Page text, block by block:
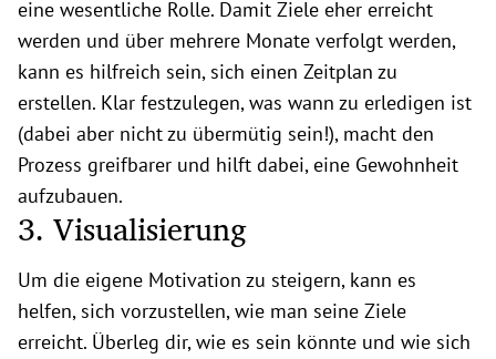
eine wesentliche Rolle. Damit Ziele eher erreicht
werden und über mehrere Monate verfolgt werden,
kann es hilfreich sein, sich einen Zeitplan zu
erstellen. Klar festzulegen, was wann zu erledigen ist
(dabei aber nicht zu übermütig sein!), macht den
Prozess greifbarer und hilft dabei, eine Gewohnheit
aufzubauen.
3. Visualisierung
Um die eigene Motivation zu steigern, kann es
helfen, sich vorzustellen, wie man seine Ziele
erreicht. Überleg dir, wie es sein könnte und wie sich